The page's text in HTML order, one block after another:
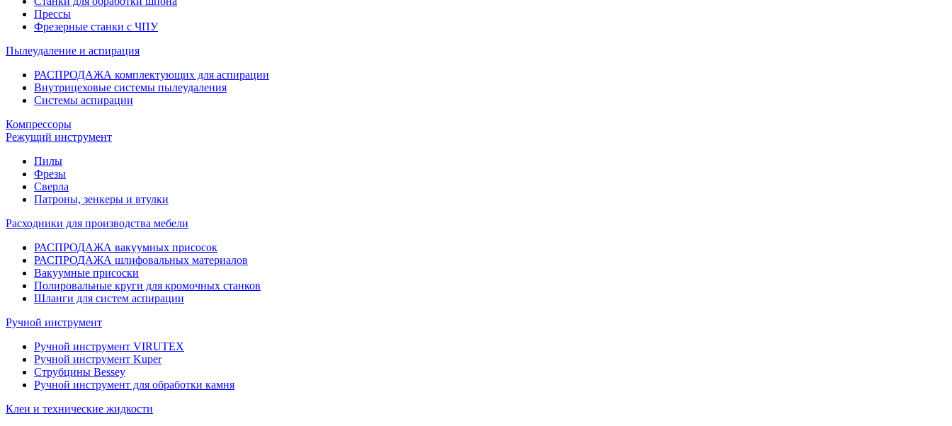
Прессы
Фрезерные станки с ЧПУ
Пылеудаление и аспирация
РАСПРОДАЖА комплектующих для аспирации
Внутрицеховые системы пылеудаления
Системы аспирации
Компрессоры
Режущий инструмент
Пилы
Фрезы
Сверла
Патроны, зенкеры и втулки
Расходники для производства мебели
РАСПРОДАЖА вакуумных присосок
РАСПРОДАЖА шлифовальных материалов
Вакуумные присоски
Полировальные круги для кромочных станков
Шланги для систем аспирации
Ручной инструмент
Ручной инструмент VIRUTEX
Ручной инструмент Kuper
Струбцины Bessey
Ручной инструмент для обработки камня
Клеи и технические жидкости